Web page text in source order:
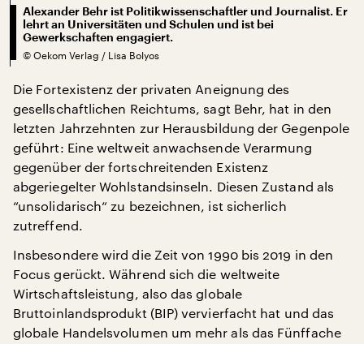
Alexander Behr ist Politikwissenschaftler und Journalist. Er
lehrt an Universitäten und Schulen und ist bei
Gewerkschaften engagiert.
© Oekom Verlag / Lisa Bolyos
Die Fortexistenz der privaten Aneignung des
gesellschaftlichen Reichtums, sagt Behr, hat in den
letzten Jahrzehnten zur Herausbildung der Gegenpole
geführt: Eine weltweit anwachsende Verarmung
gegenüber der fortschreitenden Existenz
abgeriegelter Wohlstandsinseln. Diesen Zustand als
“unsolidarisch“ zu bezeichnen, ist sicherlich
zutreffend.
Insbesondere wird die Zeit von 1990 bis 2019 in den
Focus gerückt. Während sich die weltweite
Wirtschaftsleistung, also das globale
Bruttoinlandsprodukt (BIP) vervierfacht hat und das
globale Handelsvolumen um mehr als das Fünffache